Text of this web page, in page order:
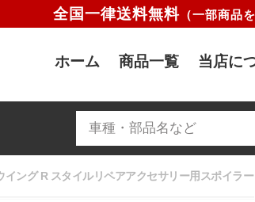
全国一律送料無料 （一部商品
ホーム 商品一覧 当店に
ング R スタイルリペアアクセサリー用スポイラー